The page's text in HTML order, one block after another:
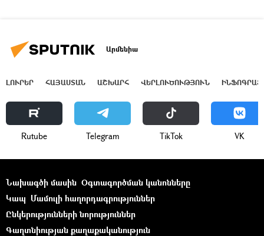
Արմենիա
ԼՈՒՐԵՐ ՀԱՅԱՍՏԱՆ ԱՇԽԱՐՀ ՎԵՐԼՈՒԾՈՒԹՅՈՒՆ
Rutube Telegram ТikТоk VK
Նախագծի մասին Օգտագործման կանոնները
Կապ Մամուլի հաղորդագրություններ
Ընկերությունների նորություններ
Գաղտնիության քաղաքականություն